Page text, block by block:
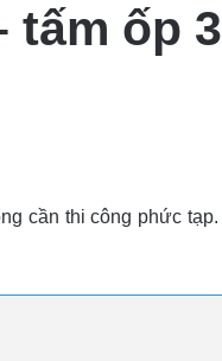
ốp
cần thi công phức